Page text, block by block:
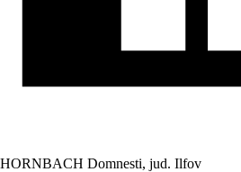
HORNBACH Domnesti, jud. Ilfov